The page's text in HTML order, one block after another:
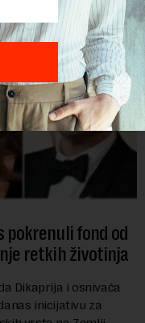
pokrenuli fond od
retkih životinja
Dikaprija i osnivača
inicijativu za